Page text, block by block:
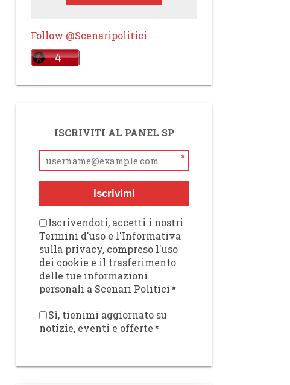
Follow @Scenaripolitici
ISCRIVITI AL PANEL SP
*
Iscrivimi
Iscrivendoti, accetti i nostri
Termini d'uso e l'Informativa
sulla privacy, compreso l'uso
dei cookie e il trasferimento
delle tue informazioni
personali a Scenari Politici *
Sì, tienimi aggiornato su
notizie, eventi e offerte *